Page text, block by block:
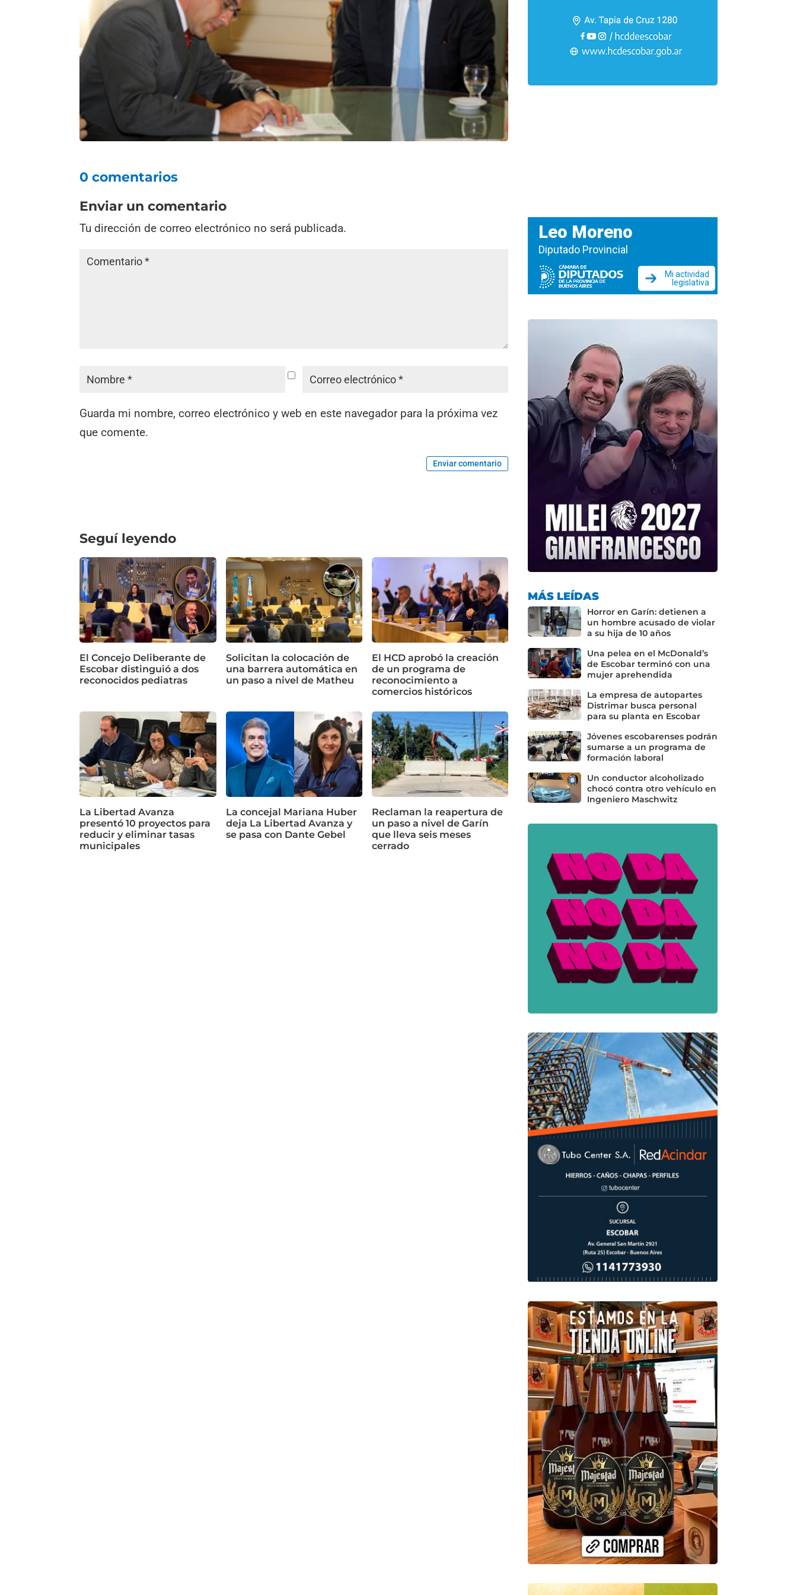
0 comentarios
Enviar un comentario
Tu dirección de correo electrónico no será publicada.
Guarda mi nombre, correo electrónico y web en este navegador para la próxima vez
que comente.
Enviar comentario
Seguí leyendo
El Concejo Deliberante de
Escobar distinguió a dos
reconocidos pediatras
Solicitan la colocación de
una barrera automática en
un paso a nivel de Matheu
El HCD aprobó la creación
de un programa de
reconocimiento a
comercios históricos
La Libertad Avanza
presentó 10 proyectos para
reducir y eliminar tasas
municipales
La concejal Mariana Huber
deja La Libertad Avanza y
se pasa con Dante Gebel
Reclaman la reapertura de
un paso a nivel de Garín
que lleva seis meses
cerrado
MÁS LEÍDAS
Horror en Garín: detienen a
un hombre acusado de violar
a su hija de 10 años
Una pelea en el McDonald’s
de Escobar terminó con una
mujer aprehendida
La empresa de autopartes
Distrimar busca personal
para su planta en Escobar
Jóvenes escobarenses podrán
sumarse a un programa de
formación laboral
Un conductor alcoholizado
chocó contra otro vehículo en
Ingeniero Maschwitz